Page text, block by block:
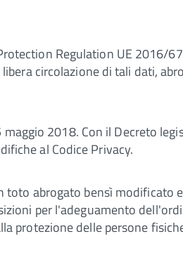
Regulation UE 2016/
circolazione di tali dati,
2018. Con il Decreto
al Codice Privacy.
abrogato bensì modificato
per l'adeguamento
protezione delle persone